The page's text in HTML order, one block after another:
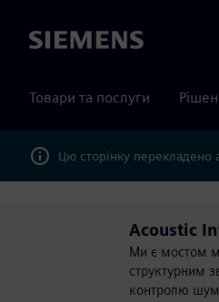
Siemens
Товари та послуги
Цю сторінку перекладено
Acoustic
Ми є мостом
структурним
контролю